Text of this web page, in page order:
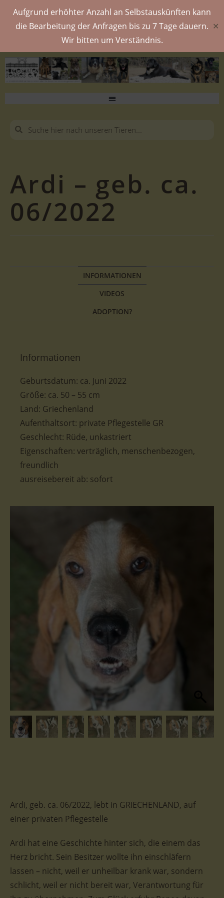
Aufgrund erhöhter Anzahl an Selbstauskünften kann
die Bearbeitung der Anfragen bis zu 7 Tage dauern.
Wir bitten um Verständnis.
✕
Ardi – geb. ca.
06/2022
INFORMATIONEN
VIDEOS
ADOPTION?
Informationen
Geburtsdatum: ca. Juni 2022
Größe: ca. 50 – 55 cm
Land: Griechenland
Aufenthaltsort: private Pflegestelle GR
Geschlecht: Rüde, unkastriert
Eigenschaften: verträglich, menschenbezogen,
freundlich
ausreisebereit ab: sofort
Ardi, geb. ca. 06/2022, lebt in GRIECHENLAND, auf
einer privaten Pflegestelle
Ardi hat eine Geschichte hinter sich, die einem das
Herz bricht. Sein Besitzer wollte ihn einschläfern
lassen – nicht, weil er unheilbar krank war, sondern
schlicht, weil er nicht bereit war, Verantwortung für